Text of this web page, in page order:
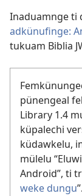
Inaduamnge ti
adkünufinge:
tukuam Biblia
pünengeal
Library 1.4
küpalechi
küdawkelu,
mülelu
Android”, ti
weke dungu”.